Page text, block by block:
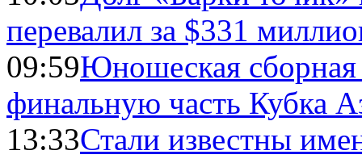
перевалил за $331
09:59Юношеская
финальную часть Кубка
13:33Стали известны